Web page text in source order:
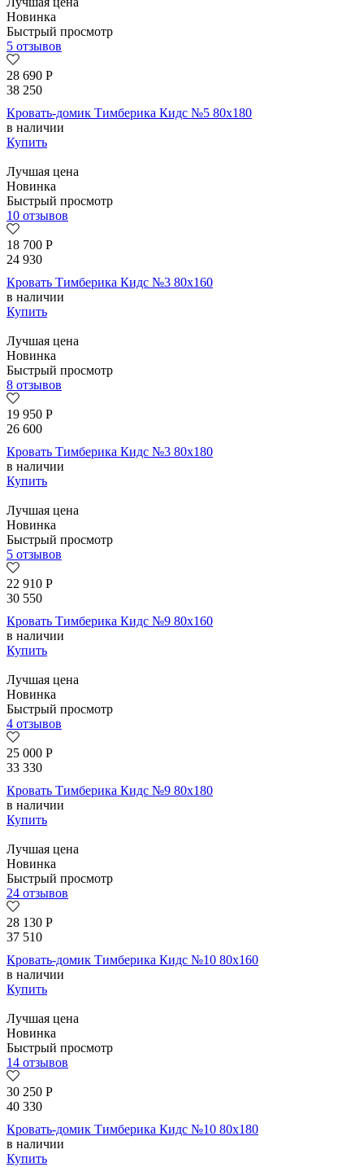
Новинка
Быстрый просмотр
5 отзывов
28 690 Р
38 250
Кровать-домик Тимберика Кидс №5 80х180
в наличии
Купить
Лучшая цена
Новинка
Быстрый просмотр
10 отзывов
18 700 Р
24 930
Кровать Тимберика Кидс №3 80х160
в наличии
Купить
Лучшая цена
Новинка
Быстрый просмотр
8 отзывов
19 950 Р
26 600
Кровать Тимберика Кидс №3 80х180
в наличии
Купить
Лучшая цена
Новинка
Быстрый просмотр
5 отзывов
22 910 Р
30 550
Кровать Тимберика Кидс №9 80х160
в наличии
Купить
Лучшая цена
Новинка
Быстрый просмотр
4 отзывов
25 000 Р
33 330
Кровать Тимберика Кидс №9 80х180
в наличии
Купить
Лучшая цена
Новинка
Быстрый просмотр
24 отзывов
28 130 Р
37 510
Кровать-домик Тимберика Кидс №10 80х160
в наличии
Купить
Лучшая цена
Новинка
Быстрый просмотр
14 отзывов
30 250 Р
40 330
Кровать-домик Тимберика Кидс №10 80х180
в наличии
Купить